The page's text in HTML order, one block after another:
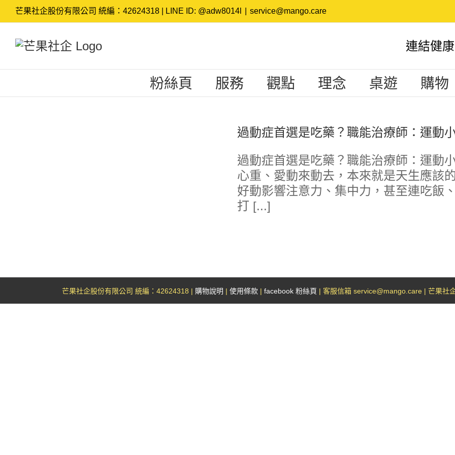
Skip
to
content
芒果社企股份有限公司 統編：42624318 | LINE ID: @adw8014l service@mango.care
連結健
粉絲頁 服務 觀點 理念 桌遊 購物
過動症首選是吃藥？職能治療師：運動
過動症首選是吃藥？職能治療師：運動
心重、愛動來動去，本來就是天生應該
好動影響注意力、集中力，甚至連吃飯
打 [...]
芒果社企股份有限公司 統編：42624318 | 購物說明 | 使用條款 | facebook 粉絲頁 | 客服信箱 service@mango.care | 芒果社